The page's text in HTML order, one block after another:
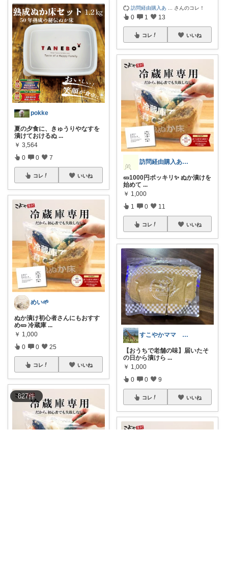
827件
pokke
夏の夕食に、きゅうりやなすを
漬けておけるぬ ...
￥ 3,564
0 0 7
コレ いいね
めい🌱
ぬか漬け初心者さんにもおすす
め🥒 冷蔵庫 ...
￥ 1,000
0 0 25
コレ いいね
訪問経由購入あ さんのコレ！
0 1 13
コレ いいね
訪問経由購入ありがとうございます✨
🥒1000円ポッキリ✨ ぬか漬けを
始めて ...
￥ 1,000
1 0 11
コレ いいね
すこやかママ 知育とアウトドアが大好き
【おうちで老舗の味】届いたそ
の日から漬けら ...
￥ 1,000
0 0 9
コレ いいね